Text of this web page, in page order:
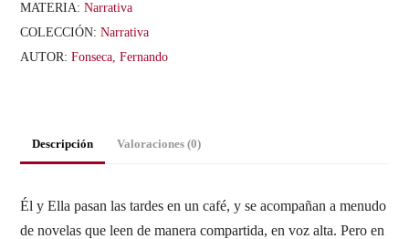
MATERIA:Narrativa
COLECCIÓN:Narrativa
AUTOR:Fonseca, Fernando
Descripción Valoraciones (0)
Él y Ella pasan las tardes en un café, y se acompañan a menudo
de novelas que leen de manera compartida, en voz alta. Pero en